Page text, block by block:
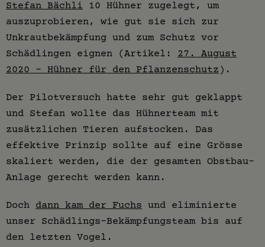
Stefan Bächli 10 Hühner zugelegt, um
auszuprobieren, wie gut sie sich zur
Unkrautbekämpfung und zum Schutz vor
Schädlingen eignen (Artikel:
27. August
2020 – Hühner für den Pflanzenschutz ).
Der Pilotversuch hatte sehr gut geklappt
und Stefan wollte das Hühnerteam mit
zusätzlichen Tieren aufstocken. Das
effektive Prinzip sollte auf eine Grösse
skaliert werden, die der gesamten Obstbau-
Anlage gerecht werden kann.
Doch dann kam der Fuchs und eliminierte
unser Schädlings-Bekämpfungsteam bis auf
den letzten Vogel.